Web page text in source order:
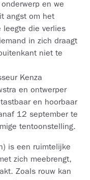
en we
angst om het
leegte die verlies
in zich draagt
niet te
Kenza
en ontwerper
en hoorbaar
12 september te
tentoonstelling.
is een ruimtelijke
zich meebrengt,
Zoals rouw kan